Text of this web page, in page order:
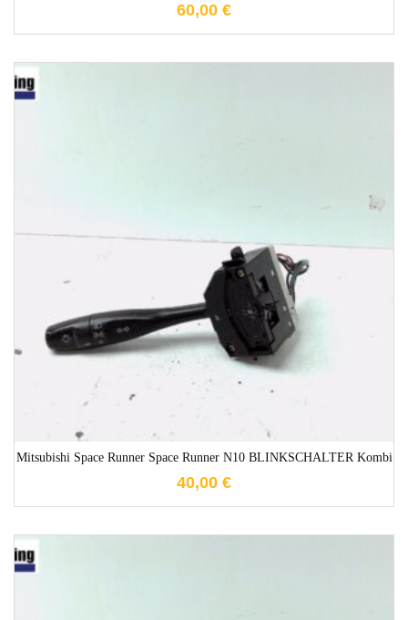
60,00 €
Mitsubishi Space Runner Space Runner N10 BLINKSCHALTER Kombi
40,00 €
1-3 Werktage